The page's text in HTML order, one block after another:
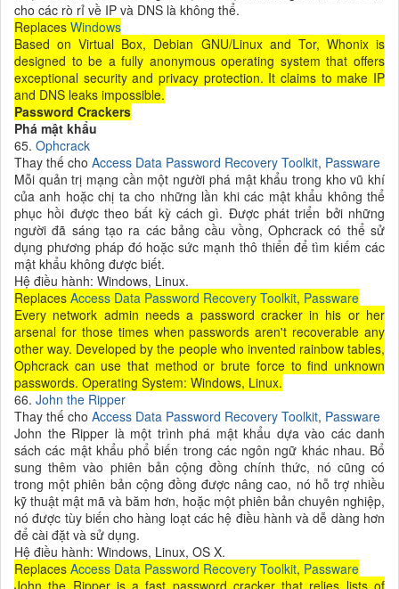
cho các rò rỉ về IP và DNS là không thể.
Replaces Windows
Based on Virtual Box, Debian GNU/Linux and Tor, Whonix is
designed to be a fully anonymous operating system that offers
exceptional security and privacy protection. It claims to make IP
and DNS leaks impossible.
Password Crackers
Phá mật khẩu
65. Ophcrack
Thay thế cho Access Data Password Recovery Toolkit, Passware
Mỗi quản trị mạng cần một người phá mật khẩu trong kho vũ khí
của anh hoặc chị ta cho những lần khi các mật khẩu không thể
phục hồi được theo bất kỳ cách gì. Được phát triển bởi những
người đã sáng tạo ra các bảng cầu vồng, Ophcrack có thể sử
dụng phương pháp đó hoặc sức mạnh thô thiển để tìm kiếm các
mật khẩu không được biết.
Hệ điều hành: Windows, Linux.
Replaces Access Data Password Recovery Toolkit, Passware
Every network admin needs a password cracker in his or her
arsenal for those times when passwords aren't recoverable any
other way. Developed by the people who invented rainbow tables,
Ophcrack can use that method or brute force to find unknown
passwords. Operating System: Windows, Linux.
66. John the Ripper
Thay thế cho Access Data Password Recovery Toolkit, Passware
John the Ripper là một trình phá mật khẩu dựa vào các danh
sách các mật khẩu phổ biến trong các ngôn ngữ khác nhau. Bổ
sung thêm vào phiên bản cộng đồng chính thức, nó cũng có
trong một phiên bản cộng đồng được nâng cao, nó hỗ trợ nhiều
kỹ thuật mật mã và băm hơn, hoặc một phiên bản chuyên nghiệp,
nó được tùy biến cho hàng loạt các hệ điều hành và dễ dàng hơn
để cài đặt và sử dụng.
Hệ điều hành: Windows, Linux, OS X.
Replaces Access Data Password Recovery Toolkit, Passware
John the Ripper is a fast password cracker that relies lists of